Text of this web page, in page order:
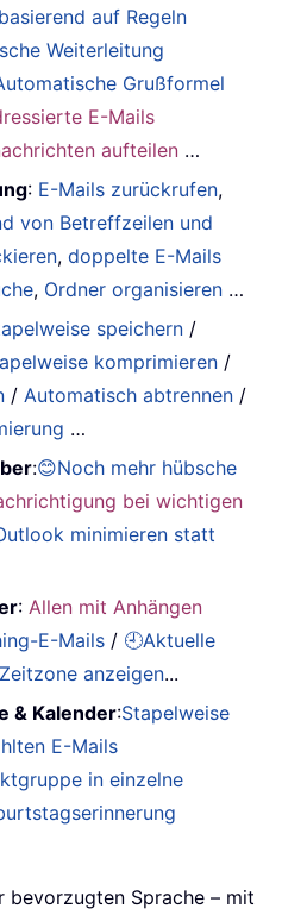
auf Regeln
Weiterleitung
Grußformel
E-Mails
aufteilen …
: E-Mails zurückrufen,
von Betreffzeilen und
,doppelte E-Mails
, Ordner organisieren …
speichern /
komprimieren /
/Automatisch abtrennen /
…
:😊Noch mehr hübsche
bei wichtigen
minimieren statt
:Allen mit Anhängen
E-Mails / 🕘Aktuelle
anzeigen...
& Kalender:Stapelweise
E-Mails
in einzelne
bevorzugten Sprache – mit